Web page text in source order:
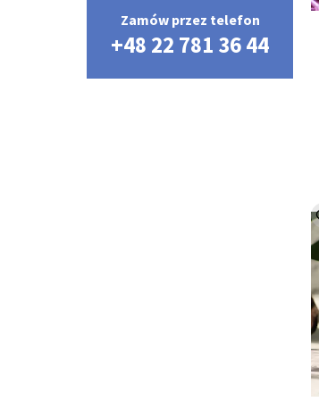
Zamów przez telefon
+48 22 781 36 44